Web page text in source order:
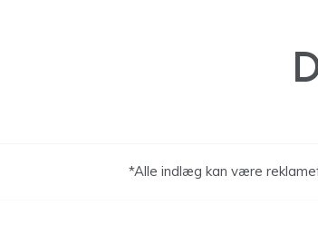
*Alle indlæg kan være